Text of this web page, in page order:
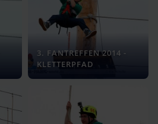
3. FANTREFFEN 2014 -
KLETTERPFAD